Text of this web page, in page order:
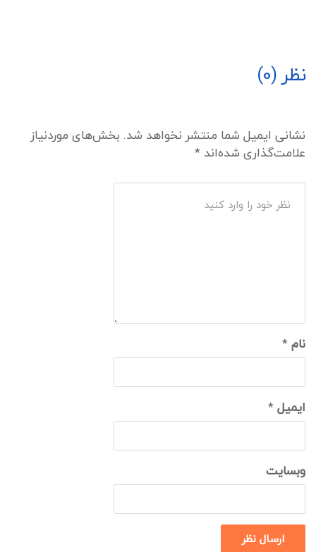
نظر (0)
نشانی ایمیل شما منتشر نخواهد شد. بخش‌های موردنیاز
علامت‌گذاری شده‌اند *
نام *
ایمیل *
وبسایت